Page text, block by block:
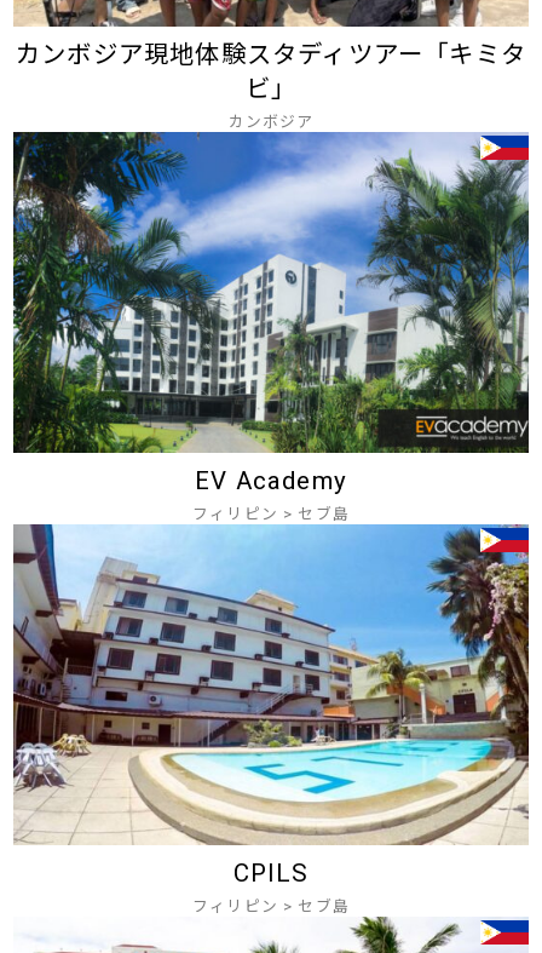
カンボジア現地体験スタディツアー「キミタ
ビ」
カンボジア
EV Academy
フィリピン > セブ島
CPILS
フィリピン > セブ島